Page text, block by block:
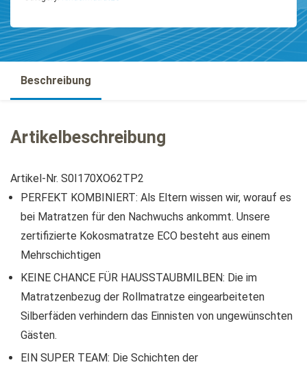
Beschreibung
Artikelbeschreibung
Artikel-Nr. S0I170XO62TP2
PERFEKT KOMBINIERT: Als Eltern wissen wir, worauf es
bei Matratzen für den Nachwuchs ankommt. Unsere
zertifizierte Kokosmatratze ECO besteht aus einem
Mehrschichtigen
KEINE CHANCE FÜR HAUSSTAUBMILBEN: Die im
Matratzenbezug der Rollmatratze eingearbeiteten
Silberfäden verhindern das Einnisten von ungewünschten
Gästen.
EIN SUPER TEAM: Die Schichten der